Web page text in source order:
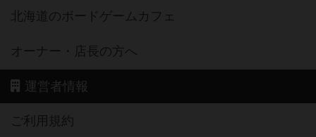
北海道のボードゲームカフェ
オーナー・店長の方へ
運営者情報
ご利用規約